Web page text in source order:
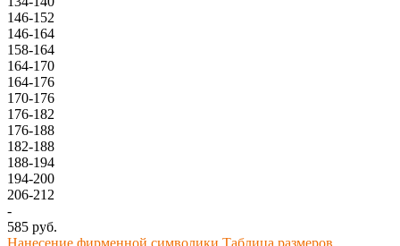
146-152
146-164
158-164
164-170
164-176
170-176
176-182
176-188
182-188
188-194
194-200
206-212
-
585 руб.
Нанесение фирменной символики Таблица размеров